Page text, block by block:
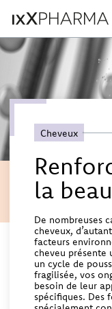
L’expertise IxX Pharma
Notre
Focus santé
Cheveux
la
De nombreuses
cheveux,
facteurs
cheveu présente
un cycle de
fragilisée, vos
besoin de leur
spécifiques. Des